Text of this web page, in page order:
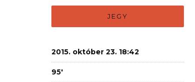
JEGY
2015. október 23. 18:42
95'